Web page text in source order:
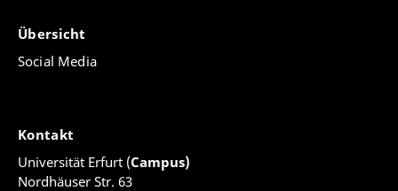
Übersicht
Social Media
Kontakt
Universität Erfurt (Campus)
Nordhäuser Str. 63